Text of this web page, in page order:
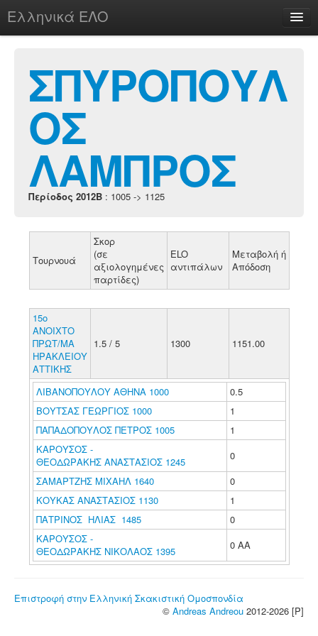
Ελληνικά ΕΛΟ
chesstu.be @ discord
Login
ΣΠΥΡΟΠΟΥΛ
ΟΣ
ΛΑΜΠΡΟΣ
Περίοδος 2012B : 1005 -> 1125
Τουρνουά
Σκορ
(σε
αξιολογημένες
παρτίδες)
ELO
αντιπάλων
Μεταβολή ή
Απόδοση
15ο
ΑΝΟΙΧΤΟ
ΠΡΩΤ/ΜΑ
ΗΡΑΚΛΕΙΟΥ
ΑΤΤΙΚΗΣ
1.5 / 5 1300 1151.00
ΛΙΒΑΝΟΠΟΥΛΟΥ ΑΘΗΝΑ 1000
0.5
ΒΟΥΤΣΑΣ ΓΕΩΡΓΙΟΣ 1000
1
ΠΑΠΑΔΟΠΟΥΛΟΣ ΠΕΤΡΟΣ 1005
1
ΚΑΡΟΥΣΟΣ -
ΘΕΟΔΩΡΑΚΗΣ ΑΝΑΣΤΑΣΙΟΣ 1245
0
ΣΑΜΑΡΤΖΗΣ ΜΙΧΑΗΛ 1640
0
ΚΟΥΚΑΣ ΑΝΑΣΤΑΣΙΟΣ 1130
1
ΠΑΤΡΙΝΟΣ ΗΛΙΑΣ 1485
0
ΚΑΡΟΥΣΟΣ -
ΘΕΟΔΩΡΑΚΗΣ ΝΙΚΟΛΑΟΣ 1395
0 ΑΑ
Επιστροφή στην Ελληνική Σκακιστική Ομοσπονδία
© Andreas Andreou 2012-2026 [P]